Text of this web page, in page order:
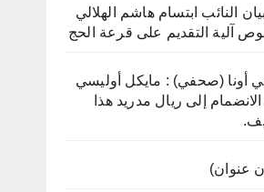
النائب ابتسام هاشم الهلالي
آلية التقديم على قرعة الحج
أونا (صحفي) : مايكل أوليسي
الانضمام إلى ريال مدريد هذا
عنوان)